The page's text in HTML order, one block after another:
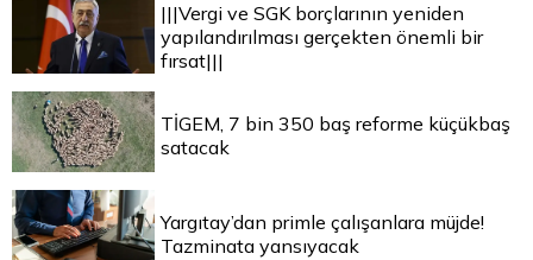
|||Vergi ve SGK borçlarının yeniden
yapılandırılması gerçekten önemli bir
fırsat|||
TİGEM, 7 bin 350 baş reforme küçükbaş
satacak
Yargıtay’dan primle çalışanlara müjde!
Tazminata yansıyacak